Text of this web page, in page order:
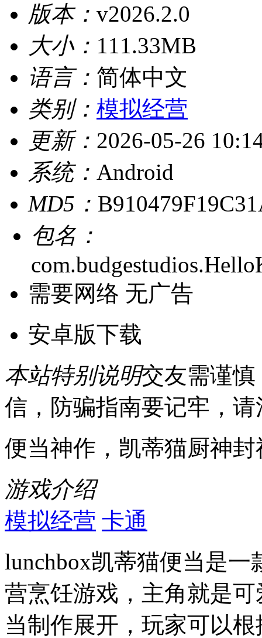
版本： v2026.2.0
大小： 111.33MB
语言： 简体中文
类别： 模拟经营
更新： 2026-05-26
系统： Android
MD5：
包名：
需要网络 无广告
安卓版下载
本站特别说明交友需谨
信，防骗指南要记牢，
便当神作，凯蒂猫厨神封
游戏介绍
模拟经营 卡通
lunchbox凯蒂猫便当是
营烹饪游戏，主角就是
当制作展开，玩家可以